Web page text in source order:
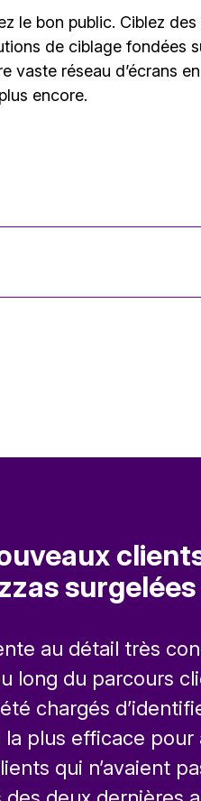
le bon public. Ciblez
de ciblage fondées
vaste réseau d’écrans
encore.
surgelées
au détail très
long du parcours
chargés
la plus efficace
qui n’avaient